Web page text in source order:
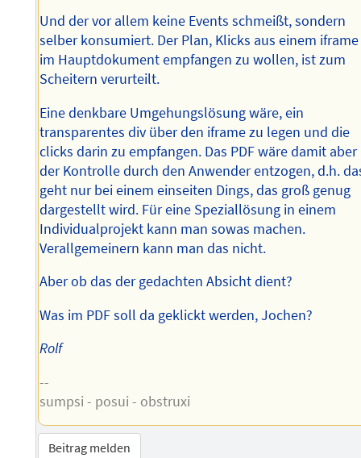
Und der vor allem keine Events schmeißt, sondern
selber konsumiert. Der Plan, Klicks aus einem iframe
im Hauptdokument empfangen zu wollen, ist zum
Scheitern verurteilt.
Eine denkbare Umgehungslösung wäre, ein
transparentes div über den iframe zu legen und die
clicks darin zu empfangen. Das PDF wäre damit aber
der Kontrolle durch den Anwender entzogen, d.h.
geht nur bei einem einseiten Dings, das groß genug
dargestellt wird. Für eine Speziallösung in einem
Individualprojekt kann man sowas machen.
Verallgemeinern kann man das nicht.
Aber ob das der gedachten Absicht dient?
Was im PDF soll da geklickt werden, Jochen?
Rolf
--
sumpsi - posui - obstruxi
Beitrag melden